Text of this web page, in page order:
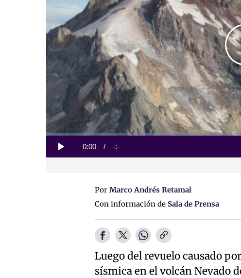
Play Current
0:00 / Duration
-:-
Loaded:
Por Marco Andrés Retamal
Con información de Sala de Prensa
Luego del revuelo causado
sísmica en el volcán Nevado